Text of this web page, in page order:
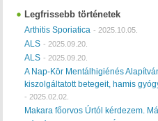
Legfrissebb történetek
Arthitis Sporiatica - 2025.10.05.
ALS - 2025.09.20.
ALS - 2025.09.20.
A Nap-Kör Mentálhigiénés
kiszolgáltatott betegeit, hamis
- 2025.02.02.
Makara főorvos Úrtól kérdezem.